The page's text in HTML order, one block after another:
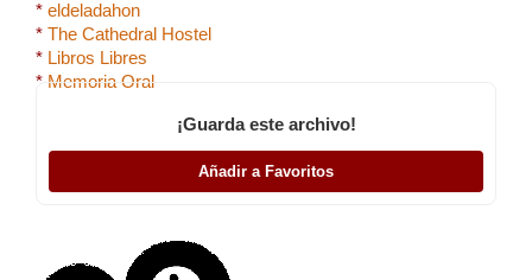
* eldeladahon
* The Cathedral Hostel
* Libros Libres
* Memoria Oral
¡Guarda este archivo!
Añadir a Favoritos